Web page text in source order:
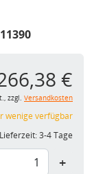
€
zzgl. Versandkosten
wenige verfügbar
Lieferzeit:3-4 Tage
+